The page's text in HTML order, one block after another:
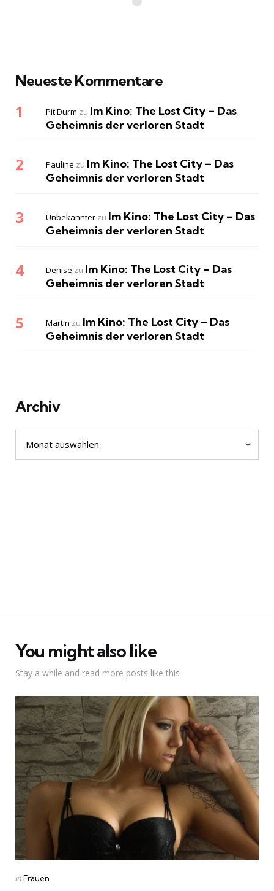
Neueste Kommentare
Pit Durm zu Im Kino: The Lost City – Das
Geheimnis der verloren Stadt
Pauline zu Im Kino: The Lost City – Das
Geheimnis der verloren Stadt
Unbekannter zu Im Kino: The Lost City – Das
Geheimnis der verloren Stadt
Denise zu Im Kino: The Lost City – Das
Geheimnis der verloren Stadt
Martin zu Im Kino: The Lost City – Das
Geheimnis der verloren Stadt
Archiv
You might also like
Stay a while and read more posts like this
Categories
Posted
inFrauen